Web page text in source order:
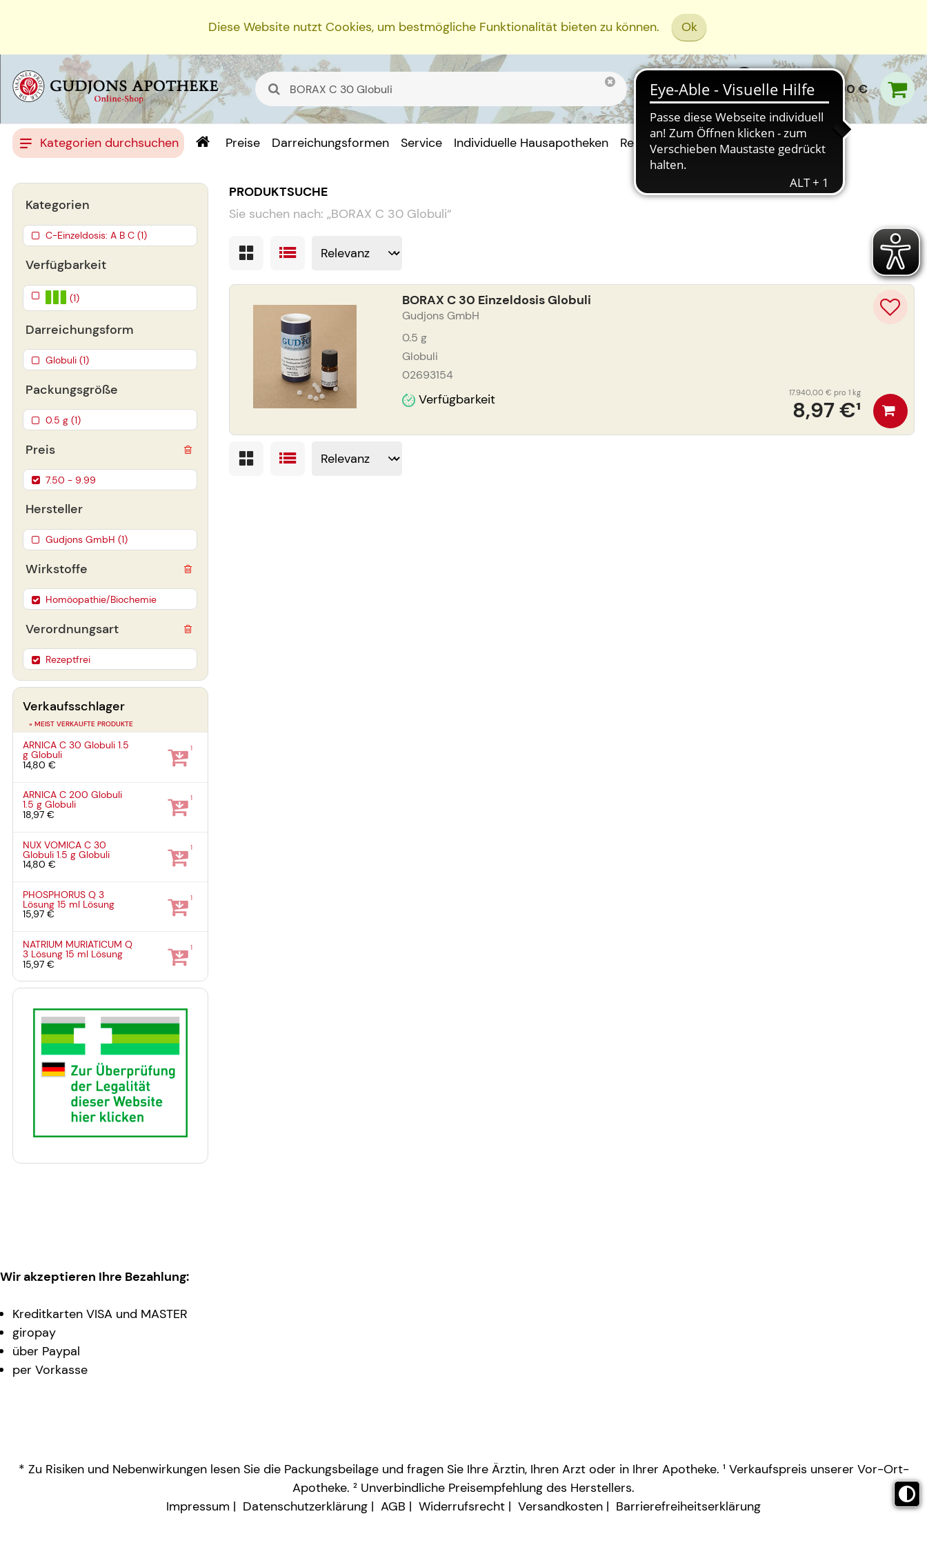
Diese Website nutzt Cookies, um bestmögliche Funktionalität bieten zu können. Ok
0,00 €
Kategorien durchsuchen Preise Darreichungsformen Service Individuelle Hausapotheken Rezept Einreichen
PRODUKTSUCHE
Sie suchen nach: „BORAX C 30 Globuli“
BORAX C 30 Einzeldosis Globuli
Gudjons GmbH
0.5 g
Globuli
02693154
Verfügbarkeit 8,97 €¹
17.940,00 € pro 1 kg
Verfügbarkeit
(1)
Darreichungsform
Globuli (1)
Packungsgröße
0.5 g (1)
Preis
7.50 - 9.99
Hersteller
Gudjons GmbH (1)
Wirkstoffe
Homöopathie/Biochemie
Kategorien
C-Einzeldosis: A B C (1)
Verordnungsart
Rezeptfrei
Verkaufsschlager
» MEIST VERKAUFTE PRODUKTE
ARNICA C 30 Globuli1.5
gGlobuli
14,80 €
1
ARNICA C 200 Globuli
1.5 gGlobuli
18,97 €
1
NUX VOMICA C 30
Globuli1.5 gGlobuli
14,80 €
1
PHOSPHORUS Q 3
Lösung15 ml Lösung
15,97 €
1
NATRIUM MURIATICUM Q
3 Lösung15 ml Lösung
15,97 €
1
Wir akzeptieren Ihre Bezahlung:
Kreditkarten VISA und MASTER
giropay
über Paypal
per Vorkasse
* Zu Risiken und Nebenwirkungen lesen Sie die Packungsbeilage und fragen Sie Ihre Ärztin, Ihren Arzt oder in Ihrer Apotheke. ¹ Verkaufspreis unserer Vor-Ort-
Apotheke. ² Unverbindliche Preisempfehlung des Herstellers.
Impressum
Datenschutzerklärung AGB Widerrufsrecht Versandkosten Barrierefreiheitserklärung